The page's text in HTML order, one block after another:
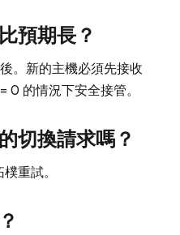
預期長？
。新的主機必須先接收
0 的情況下安全接管。
切換請求嗎？
重試。